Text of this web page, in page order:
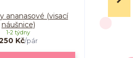
ananasové (visací
náušnice)
Kč/pár
1-2 týdny